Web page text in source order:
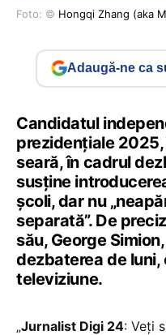
Foto: © Hongqi Zhang (aka
Adaugă-ne ca
Candidatul
prezidențiale 2025,
seară, în cadrul
susține
școli, dar nu
separată”. De
său, George
dezbaterea de
televiziune.
„Jurnalist Digi 24: Veți